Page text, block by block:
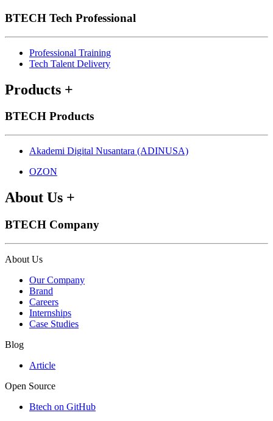
BTECH Tech Professional
Professional Training
Tech Talent Delivery
Products +
BTECH Products
Akademi Digital Nusantara (ADINUSA)
OZON
About Us +
BTECH Company
About Us
Our Company
Brand
Careers
Internships
Case Studies
Blog
Article
Open Source
Btech on GitHub